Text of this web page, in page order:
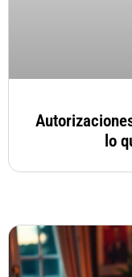
lo